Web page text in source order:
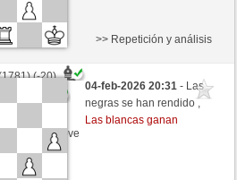
(-20)
seconds/move
>> Repetición y análisis
04-feb-2026 20:31- Las
negras se han rendido ,
Las blancas ganan